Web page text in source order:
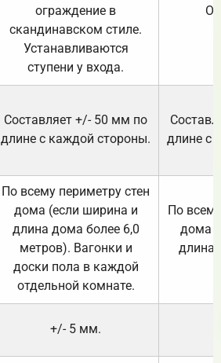
ограждение в
скандинавском стиле.
Устанавливаются
ступени у входа.
Составляет +/- 50 мм по
длине с каждой стороны.
длине с
По всему периметру стен
дома (если ширина и
длина дома более 6,0
метров). Вагонки и
доски пола в каждой
отдельной комнате.
По
дома
длина
+/- 5 мм.